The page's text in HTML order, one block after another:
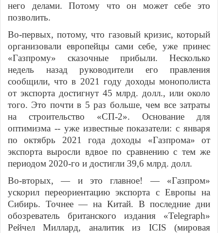
него делами. Потому что он может себе это
позволить.
Во-первых, потому, что газовый кризис, который
организовали европейцы сами себе, уже принес
«Газпрому» сказочные прибыли. Несколько
недель назад руководители его правления
сообщили, что в 2021 году доходы монополиста
от экспорта достигнут 45 млрд. долл., или около
того. Это почти в 5 раз больше, чем все затраты
на строительство «СП-2». Основание для
оптимизма -- уже известные показатели: с января
по октябрь 2021 года доходы «Газпрома» от
экспорта выросли вдвое по сравнению с тем же
периодом 2020-го и достигли 39,6 млрд. долл.
Во-вторых, — и это главное! — «Газпром»
ускорил переориентацию экспорта с Европы на
Сибирь. Точнее — на Китай. В последние дни
обозреватель британского издания «Telegraph»
Рейчел Миллард, аналитик из ICIS (мировая